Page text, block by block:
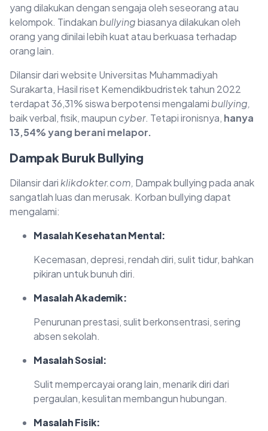
yang dilakukan dengan sengaja oleh seseorang atau
kelompok. Tindakan bullyingbiasanya dilakukan oleh
orang yang dinilai lebih kuat atau berkuasa terhadap
orang lain.
Dilansir dari website Universitas Muhammadiyah
Surakarta, Hasil riset Kemendikbudristek tahun 2022
terdapat 36,31% siswa berpotensi mengalami bullying,
baik verbal, fisik, maupun cyber. Tetapi ironisnya, hanya
13,54% yang berani melapor.
Dampak Buruk Bullying
Dilansir dariklikdokter.com, Dampak bullying pada anak
sangatlah luas dan merusak. Korban bullying dapat
mengalami:
Masalah Kesehatan Mental:
Kecemasan, depresi, rendah diri, sulit tidur, bahkan
pikiran untuk bunuh diri.
Masalah Akademik:
Penurunan prestasi, sulit berkonsentrasi, sering
absen sekolah.
Masalah Sosial:
Sulit mempercayai orang lain, menarik diri dari
pergaulan, kesulitan membangun hubungan.
Masalah Fisik: